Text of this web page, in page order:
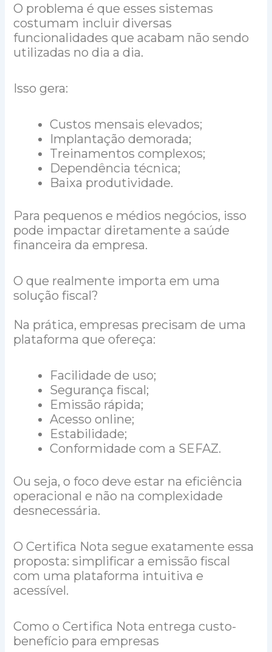
O problema é que esses sistemas
costumam incluir diversas
funcionalidades que acabam não sendo
utilizadas no dia a dia.
Isso gera:
Custos mensais elevados;
Implantação demorada;
Treinamentos complexos;
Dependência técnica;
Baixa produtividade.
Para pequenos e médios negócios, isso
pode impactar diretamente a saúde
financeira da empresa.
O que realmente importa em uma
solução fiscal?
Na prática, empresas precisam de uma
plataforma que ofereça:
Facilidade de uso;
Segurança fiscal;
Emissão rápida;
Acesso online;
Estabilidade;
Conformidade com a SEFAZ.
Ou seja, o foco deve estar na eficiência
operacional e não na complexidade
desnecessária.
O Certifica Nota segue exatamente essa
proposta: simplificar a emissão fiscal
com uma plataforma intuitiva e
acessível.
Como o Certifica Nota entrega custo-
benefício para empresas